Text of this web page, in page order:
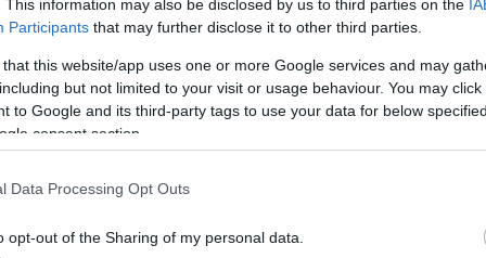
This information may also be disclosed by us to third parties on the
Participants that may further disclose it to other third parties.
that this website/app uses one or more Google services and may
but not limited to your visit or usage behaviour. You may
to Google and its third-party tags to use your data for below
consent section.
Data Processing Opt Outs
opt-out of the Sharing of my personal data.
Brīdī, kad vīrs braucis pakaļ, tad gan bijis
tāda interesanta sajūta, nedēļu iepriekš
no video autores kolēģa.